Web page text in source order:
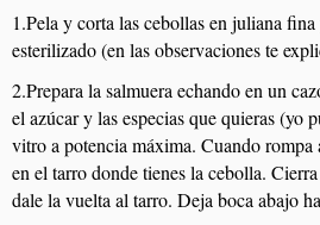
1.Pela y corta las cebollas en juliana
esterilizado (en las observaciones te
2.Prepara la salmuera echando en un
el azúcar y las especias que quieras (yo
vitro a potencia máxima. Cuando
en el tarro donde tienes la cebolla.
dale la vuelta al tarro. Deja boca abajo